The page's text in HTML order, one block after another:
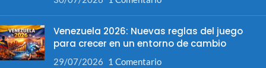
Venezuela 2026: Nuevas reglas del juego
para crecer en un entorno de cambio
29/07/2026 1 Comentario